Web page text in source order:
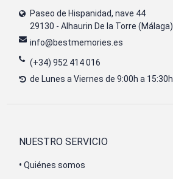
Paseo de Hispanidad, nave 44
29130 - Alhaurin De la Torre (Málaga)
info@bestmemories.es
(+34) 952 414 016
de Lunes a Viernes de 9:00h a 15:30h
NUESTRO SERVICIO
• Quiénes somos